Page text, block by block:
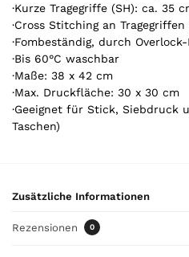
i
k
e
l
.
Y
o
u
t
a
·Kurze Tragegriffe (SH): ca. 35
·Cross Stitching an
·Fombeständig, durch
·Bis 60°C waschbar
·Maße: 38 x 42 cm
·Max. Druckfläche: 30 x 30 cm
·Geeignet für Stick, Siebdruck
Taschen)
Zusätzliche Informationen
Rezensionen 0